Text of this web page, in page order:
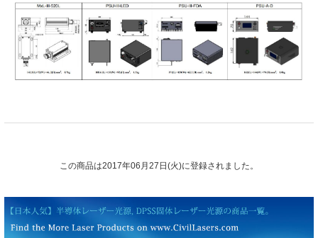
この商品は2017年06月27日(火)に登録されました。